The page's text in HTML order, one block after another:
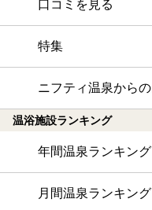
口コミを見る
特集
ニフティ温泉から
温浴施設ランキング
年間温泉ランキング
月間温泉ランキング